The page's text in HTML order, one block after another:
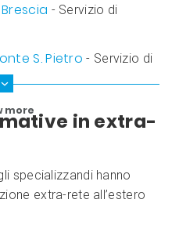
- Servizio di
S. Pietro- Servizio di
more
in extra-
specializzandi hanno
extra-rete all’estero